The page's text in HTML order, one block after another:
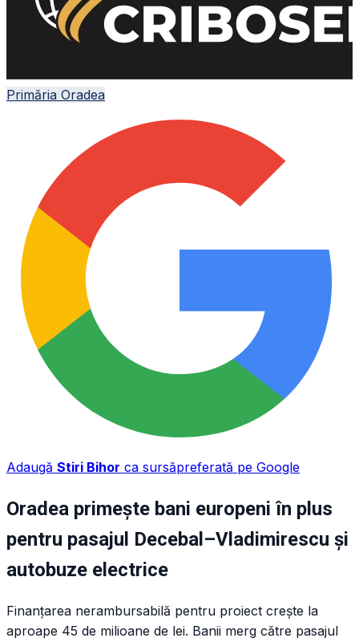
Primăria Oradea
Adaugă Stiri Bihor ca sursăpreferată pe Google
Oradea primește bani europeni în plus
pentru pasajul Decebal–Vladimirescu și
autobuze electrice
Finanțarea nerambursabilă pentru proiect crește la
aproape 45 de milioane de lei. Banii merg către pasajul